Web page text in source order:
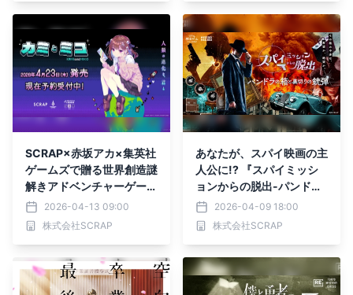
サーカスを皮切りに順次開
催
SCRAP×赤坂アカ×集英社
ゲームズで贈る世界創造謎
解きアドベンチャーゲーム
『カミとミコ』発売日が4
月23日（木）に決定！
2026-04-13 09:00
株式会社SCRAP
あなたが、スパイ映画の主
人公に!? 『スパイミッシ
ョンからの脱出-パンドラ
の箱と裏切りの銃弾-』全
国のリアル脱出ゲーム店舗
で開催決定
2026-04-09 18:00
株式会社SCRAP